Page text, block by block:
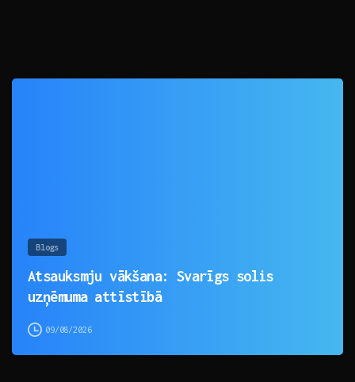
Blogs
Atsauksmju vākšana: Svarīgs solis
uzņēmuma attīstībā
09/08/2026